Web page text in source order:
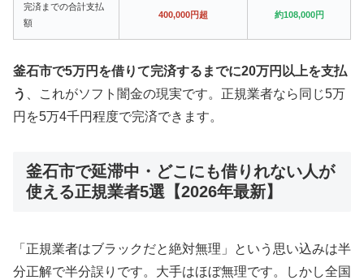
完済までの合計支払
額
400,000円超 約108,000円
釜石市で5万円を借りて完済するまでに20万円以上を支払
う
、これがソフト闇金の現実です。正規業者なら同じ5万
円を5万4千円程度で完済できます。
釜石市で延滞中・どこにも借りれない人が
使える正規業者5選【2026年最新】
「正規業者はブラックだと絶対無理」という思い込みは半
分正解で半分誤りです。大手はほぼ無理です。しかし全国